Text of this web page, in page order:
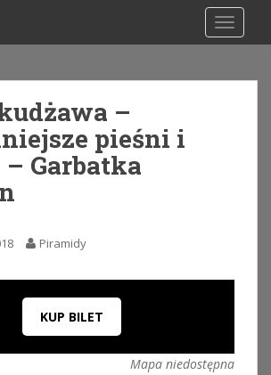
–
pieśni i
Garbatka
Piramidy
KUP BILET
Mapa niedostępna